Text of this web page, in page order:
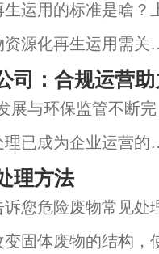
运用的标准是啥？
源化再生运用需关
质除去、成本费减
考虑到：（1）资源化
通的；（2）资源化
司：合规运营
与环保监管不断完
已成为企业运营的
司凭借齐全资质、
各类企业提供
理方法
您危险废物常见处
固体废物的结构，